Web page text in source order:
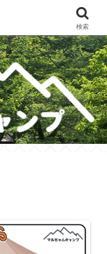
サンドレシピのブログ
検索